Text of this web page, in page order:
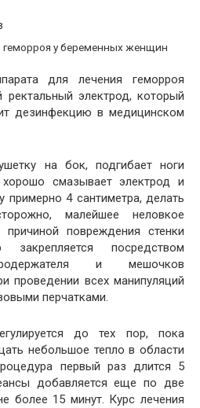
геморроя у беременных женщин
для лечения геморроя
электрод, который
дезинфекцию в медицинском
на бок, подгибает ноги
смазывает электрод и
примерно 4 сантиметра, делать
малейшее неловкое
повреждения стенки
закрепляется посредством
и мешочков
проведении всех манипуляций
перчатками.
до тех пор, пока
небольшое тепло в области
первый раз длится 5
добавляется еще по две
более 15 минут. Курс лечения